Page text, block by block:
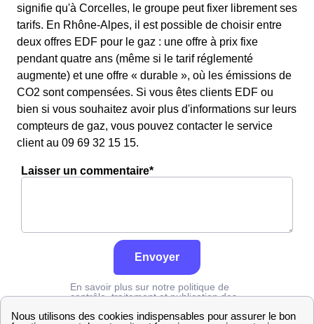
signifie qu'à Corcelles, le groupe peut fixer librement ses
tarifs. En Rhône-Alpes, il est possible de choisir entre
deux offres EDF pour le gaz : une offre à prix fixe
pendant quatre ans (même si le tarif réglementé
augmente) et une offre « durable », où les émissions de
CO2 sont compensées. Si vous êtes clients EDF ou
bien si vous souhaitez avoir plus d'informations sur leurs
compteurs de gaz, vous pouvez contacter le service
client au 09 69 32 15 15.
Laisser un commentaire*
Envoyer
En savoir plus sur notre politique de
contrôle, traitement et publication des